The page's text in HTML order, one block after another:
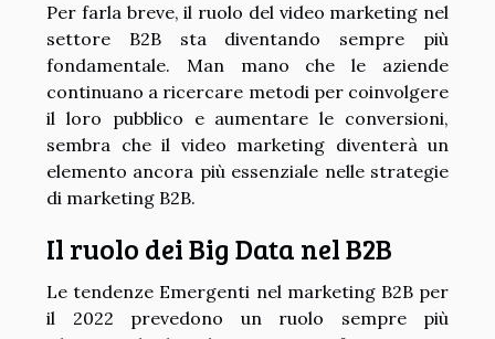
Per farla breve, il ruolo del video marketing nel
settore B2B sta diventando sempre più
fondamentale. Man mano che le aziende
continuano a ricercare metodi per coinvolgere
il loro pubblico e aumentare le conversioni,
sembra che il video marketing diventerà un
elemento ancora più essenziale nelle strategie
di marketing B2B.
Il ruolo dei Big Data nel B2B
Le tendenze Emergenti nel marketing B2B per
il 2022 prevedono un ruolo sempre più